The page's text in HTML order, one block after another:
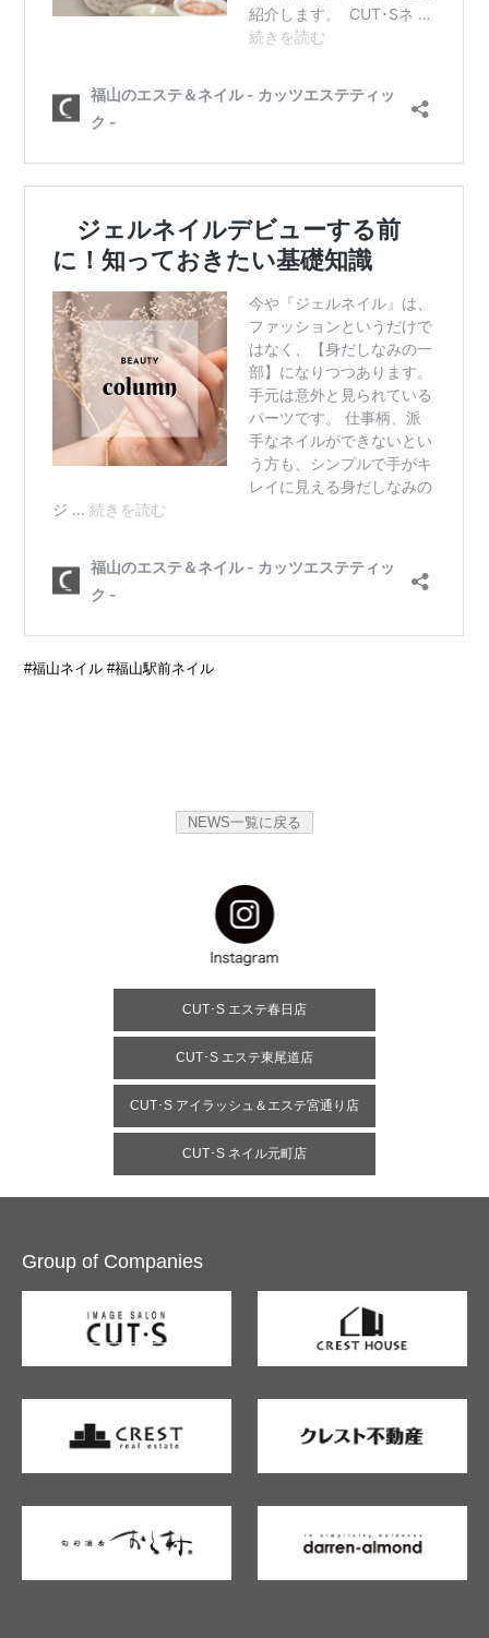
#福山ネイル #福山駅前ネイル
NEWS一覧に戻る
CUT･S エステ春日店
CUT･S エステ東尾道店
CUT･S アイラッシュ＆エステ宮通り店
CUT･S ネイル元町店
Group of Companies